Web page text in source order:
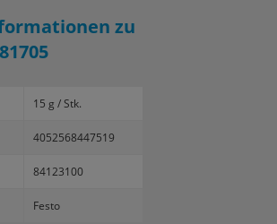
zu
15 g / Stk.
4052568447519
84123100
Festo